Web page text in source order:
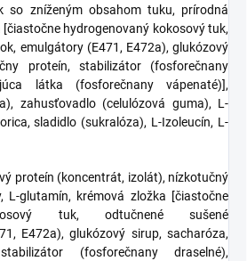
so zníženým obsahom tuku, prírodná
hydrogenovaný kokosový tuk,
emulgátory (E471, E472a), glukózový
proteín, stabilizátor (fosforečnany
látka (fosforečnany vápenaté)],
zahusťovadlo (celulózová guma), L-
sladidlo (sukralóza), L-Izoleucín, L-
proteín (koncentrát, izolát), nízkotučný
L-glutamín, krémová zložka [čiastočne
tuk, odtučnené sušené
E472a), glukózový sirup, sacharóza,
(fosforečnany draselné),